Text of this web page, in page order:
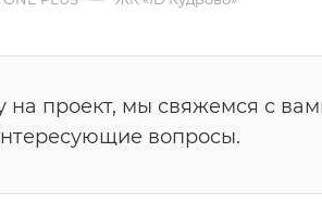
на проект, мы свяжемся с
вопросы.